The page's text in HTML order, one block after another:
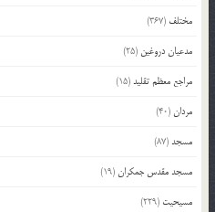
مختلف (367)
مدعیان دروغین (25)
مراجع معظم تقلید(15)
مردان(40)
مسجد(87)
مسجد مقدس جمکران(19)
مسیحیت (229)